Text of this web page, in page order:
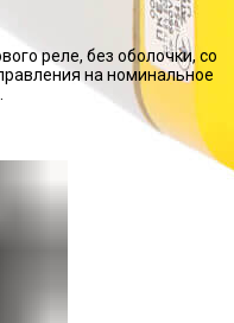
реле, без оболочки, со
на номинальное